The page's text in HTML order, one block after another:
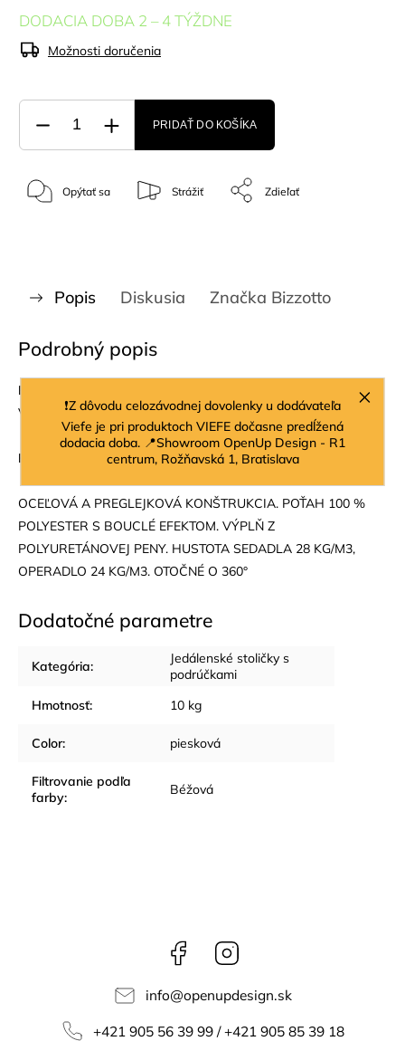
❗Z dôvodu celozávodnej dovolenky u dodávateľa
Viefe je pri produktoch VIEFE dočasne predĺžená
dodacia doba. 📍Showroom OpenUp Design - R1
centrum, Rožňavská 1, Bratislava
DODACIA DOBA 2 – 4 TÝŽDNE
Možnosti doručenia
PRIDAŤ DO KOŠÍKA
Opýtať sa Strážiť Zdieľať
Popis Diskusia Značka Bizzotto
Podrobný popis
Rozmery:
Výška sedadla: 47 cm
Farba:
OCEĽOVÁ A PREGLEJKOVÁ KONŠTRUKCIA. POŤAH 100 %
POLYESTER S BOUCLÉ ​​EFEKTOM. VÝPLŇ Z
POLYURETÁNOVEJ PENY. HUSTOTA SEDADLA 28 KG/M3,
OPERADLO 24 KG/M3. OTOČNÉ O 360°
Dodatočné parametre
Kategória:
Jedálenské stoličky s
podrúčkami
Hmotnosť: 10 kg
Color: piesková
Filtrovanie podľa
farby: Béžová
Facebook
info@openupdesign.sk
+421 905 56 39 99 / +421 905 85 39 18